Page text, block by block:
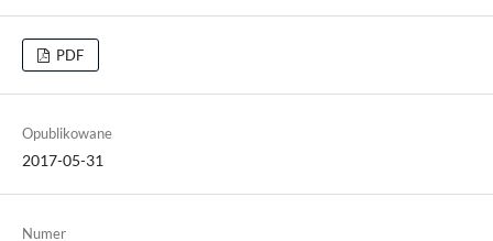
PDF
Opublikowane
2017-05-31
Numer